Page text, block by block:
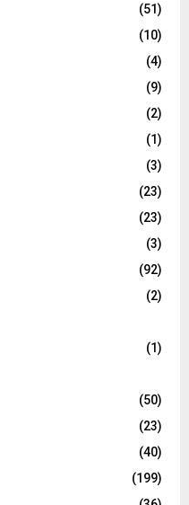
(51)
(10)
(4)
(9)
(2)
(1)
(3)
(23)
(23)
(3)
(92)
(2)
(1)
(50)
(23)
(40)
(199)